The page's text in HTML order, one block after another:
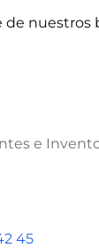
de nuestros
e
45